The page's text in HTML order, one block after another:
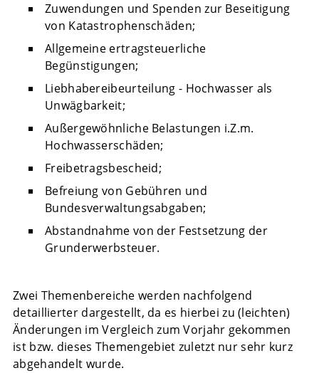
Zuwendungen und Spenden zur Beseitigung
von Katastrophenschäden;
Allgemeine ertragsteuerliche
Begünstigungen;
Liebhabereibeurteilung - Hochwasser als
Unwägbarkeit;
Außergewöhnliche Belastungen i.Z.m.
Hochwasserschäden;
Freibetragsbescheid;
Befreiung von Gebühren und
Bundesverwaltungsabgaben;
Abstandnahme von der Festsetzung der
Grunderwerbsteuer.
Zwei Themenbereiche werden nachfolgend
detaillierter dargestellt, da es hierbei zu (leichten)
Änderungen im Vergleich zum Vorjahr gekommen
ist bzw. dieses Themengebiet zuletzt nur sehr kurz
abgehandelt wurde.